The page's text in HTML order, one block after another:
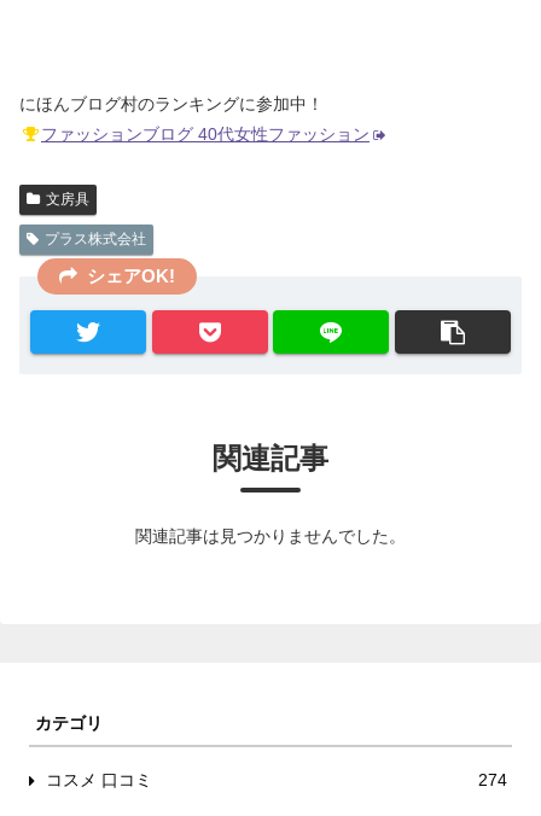
にほんブログ村のランキングに参加中！
ファッションブログ 40代女性ファッション
文房具
プラス株式会社
シェアOK!
関連記事
関連記事は見つかりませんでした。
カテゴリ
コスメ 口コミ 274